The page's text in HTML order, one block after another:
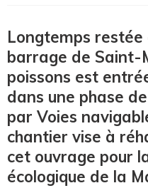
Longtemps restée
barrage de Saint-
poissons est
dans une phase
par Voies
chantier vise à
cet ouvrage pour
écologique de la